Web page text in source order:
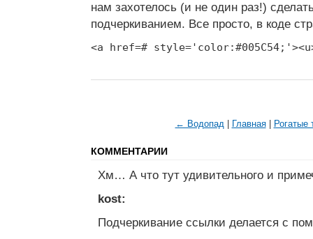
нам захотелось (и не один раз!)
подчеркиванием. Все просто, в коде
<a href=#
← Водопад| Главная|
КОММЕНТАРИИ
Хм… А что тут удивительного и
kost:
Подчеркивание ссылки делается с